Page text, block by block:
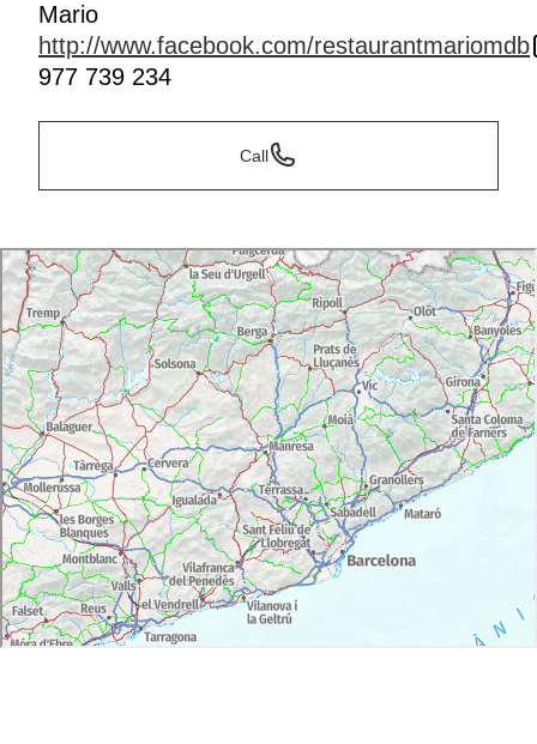
Mario
http://www.facebook.com/restaurantmariomdb
977 739 234
Call